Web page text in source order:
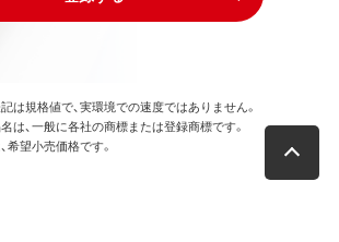
は規格値で、実環境での速度ではありません。
は、一般に各社の商標または登録商標です。
望小売価格です。